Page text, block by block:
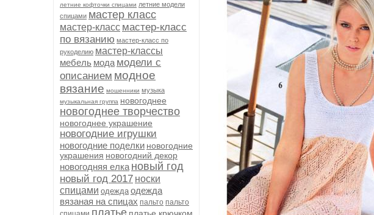
летние кофточки спицами летние модели
спицами мастер класс
мастер-класс мастер-класс
по вязанию мастер-класс по
рукоделию мастер-классы
мебель мода модели с
описанием модное
вязание мошенники музыка
музыкальная группа новогоднее
новогоднее творчество
новогоднее украшение
новогодние игрушки
новогодние поделки новогодние
украшения новогодний декор
новогодняя елка новый год
новый год 2017 носки
спицами одежда одежда
вязаная на спицах пальто пальто
платье